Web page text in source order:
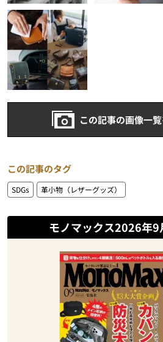
この記事の画像一覧
この記事のタグ
SDGs 革小物（レザーグッズ）
モノマックス2026年9